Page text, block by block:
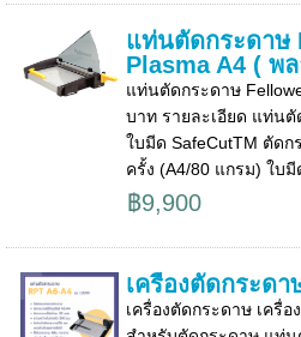
แท่นตัดกระดาษ
Plasma A4 ( พ
แท่นตัดกระดาษ
บาท รายละเอียด แท่น
ใบมีด SafeCutTM ตัด
ครั้ง (A4/80 แกรม) ใบ
฿9,900
เครื่องตัดกระดา
เครื่องตัดกระดาษ เครื่